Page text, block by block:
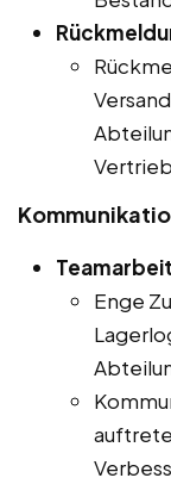
Enge